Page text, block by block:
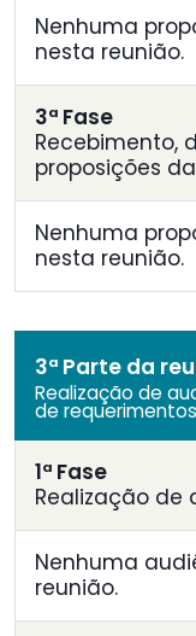
Nenhuma
nesta reunião.
3ª Fase
Recebimento,
proposições
Nenhuma
nesta reunião.
3ª Parte da
Realização de
de requerimentos
1ª Fase
Realização de
Nenhuma
reunião.